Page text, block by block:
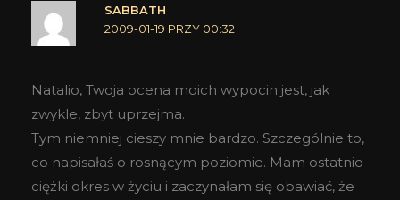
SABBATH
2009-01-19 PRZY 00:32
Natalio, Twoja ocena moich wypocin jest, jak
zwykle, zbyt uprzejma.
Tym niemniej cieszy mnie bardzo. Szczególnie to,
co napisałaś o rosnącym poziomie. Mam ostatnio
ciężki okres w życiu i zaczynałam się obawiać, że